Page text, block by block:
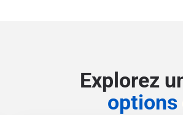
Explorez
options